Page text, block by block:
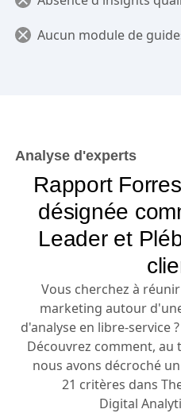
Aucun module de
Analyse d'experts
Rapport
désignée
Leader et
Vous cherchez à
marketing autour
d'analyse en libre-service
Découvrez comment,
nous avons décroché
21 critères dans
Digital